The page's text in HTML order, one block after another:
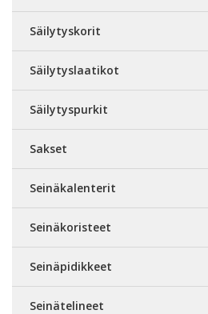
Säilytyskorit
Säilytyslaatikot
Säilytyspurkit
Sakset
Seinäkalenterit
Seinäkoristeet
Seinäpidikkeet
Seinätelineet